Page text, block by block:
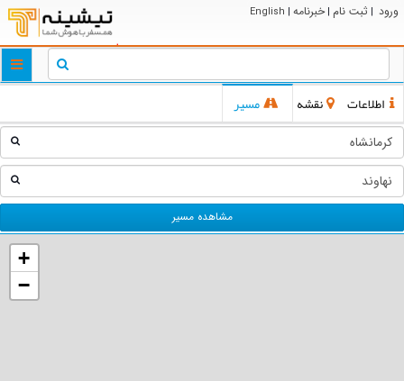
ورود | ثبت نام | خبرنامه |
English
اطلاعات نقشه مسیر
مشاهده مسیر
+
−